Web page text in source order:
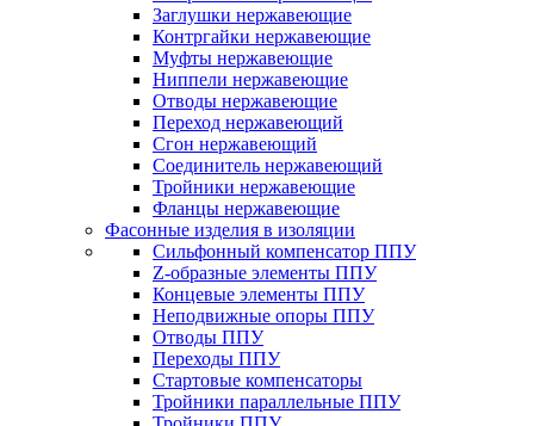
Заглушки нержавеющие
Контргайки нержавеющие
Муфты нержавеющие
Ниппели нержавеющие
Отводы нержавеющие
Переход нержавеющий
Сгон нержавеющий
Соединитель нержавеющий
Тройники нержавеющие
Фланцы нержавеющие
Фасонные изделия в изоляции
Cильфонный компенсатор ППУ
Z-образные элементы ППУ
Концевые элементы ППУ
Неподвижные опоры ППУ
Отводы ППУ
Переходы ППУ
Стартовые компенсаторы
Тройники параллельные ППУ